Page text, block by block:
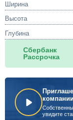
Ширина
Высота
Глубина
Сбербанк
Рассрочка
компании
увидите